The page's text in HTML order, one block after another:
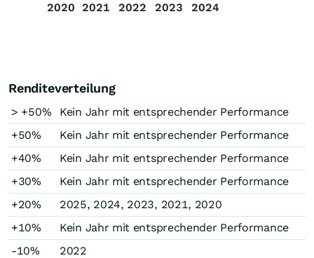
2020 2021 2022 2023 2024
Renditeverteilung
> +50%
Kein Jahr mit entsprechender Performance
+50%
Kein Jahr mit entsprechender Performance
+40%
Kein Jahr mit entsprechender Performance
+30%
Kein Jahr mit entsprechender Performance
+20%
2025, 2024, 2023, 2021, 2020
+10%
Kein Jahr mit entsprechender Performance
-10%
2022